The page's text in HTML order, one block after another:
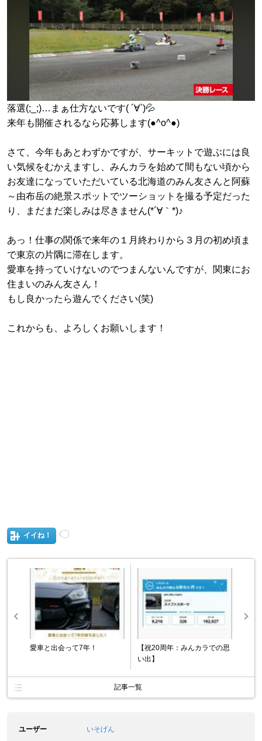
落選(;_;)…まぁ仕方ないです( ´∀`)💦
来年も開催されるなら応募します(●^o^●)
さて、今年もあとわずかですが、サーキットで遊ぶには良
い気候をむかえますし、みんカラを始めて間もない頃から
お友達になっていただいている北海道のみん友さんと阿蘇
～由布岳の絶景スポットでツーショットを撮る予定だった
り、まだまだ楽しみは尽きません(*´∀｀*)♪
あっ！仕事の関係で来年の１月終わりから３月の初め頃ま
で東京の片隅に滞在します。
愛車を持っていけないのでつまんないんですが、関東にお
住まいのみん友さん！
もし良かったら遊んでください(笑)
これからも、よろしくお願いします！
イイね！
愛車と出会って7年！
【祝20周年：みんカラでの思
い出】
記事一覧
ユーザー いそげん